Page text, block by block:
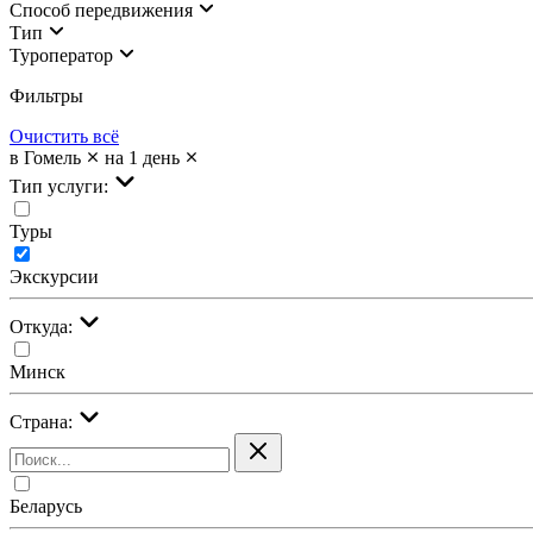
Cпособ передвижения
Тип
Туроператор
Фильтры
Очистить всё
в Гомель
на 1 день
Тип услуги:
Туры
Экскурсии
Откуда:
Минск
Страна:
Беларусь